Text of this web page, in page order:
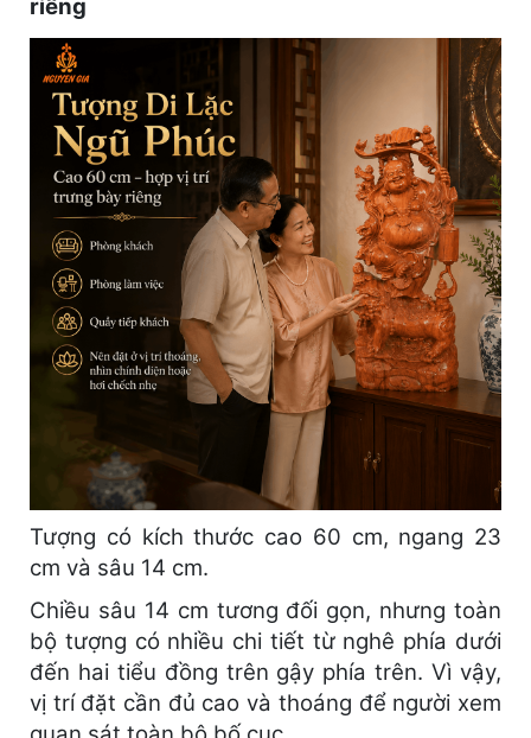
riêng
Tượng có kích thước cao 60 cm, ngang 23
cm và sâu 14 cm.
Chiều sâu 14 cm tương đối gọn, nhưng toàn
bộ tượng có nhiều chi tiết từ nghê phía dưới
đến hai tiểu đồng trên gậy phía trên. Vì vậy,
vị trí đặt cần đủ cao và thoáng để người xem